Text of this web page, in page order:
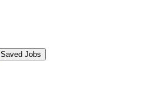
Saved Jobs